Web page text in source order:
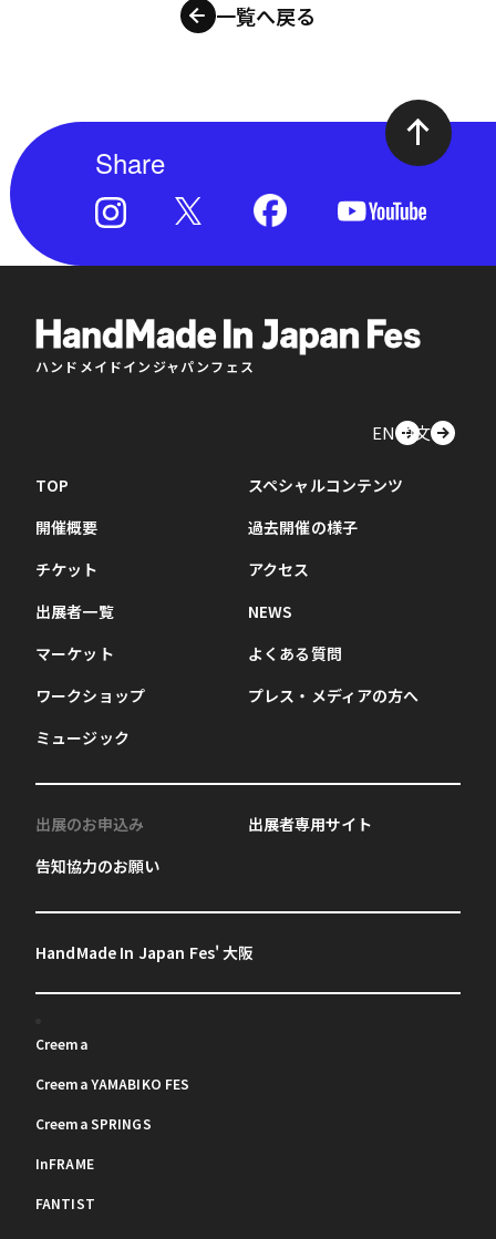
一覧へ戻る
Share
ハンドメイドインジャパンフェス
EN中文
TOP
開催概要
チケット
出展者一覧
マーケット
ワークショップ
ミュージック
スペシャルコンテンツ
過去開催の様子
アクセス
NEWS
よくある質問
プレス・メディアの方へ
出展のお申込み
告知協力のお願い
出展者専用サイト
HandMade In Japan Fes' 大阪
Creema
Creema YAMABIKO FES
Creema SPRINGS
InFRAME
FANTIST